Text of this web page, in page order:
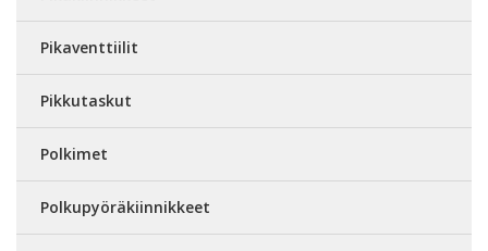
Pikaventtiilit
Pikkutaskut
Polkimet
Polkupyöräkiinnikkeet